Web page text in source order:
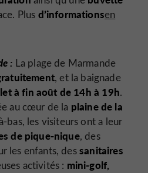
Plus d’informationsen
: La plage de Marmande
, et la baignade
à fin août de 14h à 19h.
au cœur de la plaine de la
bas, les visiteurs ont a leur
de pique-nique, des
les enfants, dessanitaires
activités : mini-golf,